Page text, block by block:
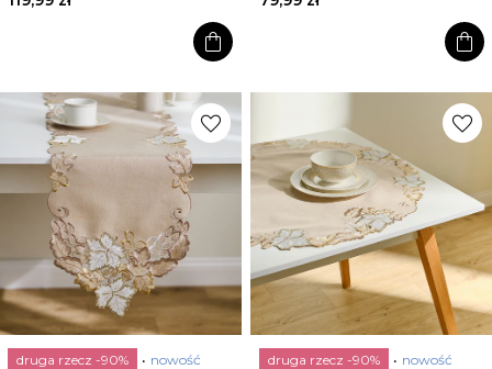
shopping_bag shopping_bag
favorite
druga rzecz -90% nowość
favorite
druga rzecz -90% nowość